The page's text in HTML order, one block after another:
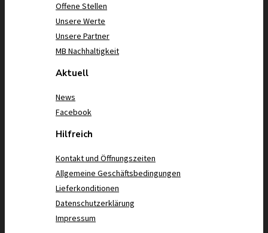
Offene Stellen
Unsere Werte
Unsere Partner
MB Nachhaltigkeit
Aktuell
News
Facebook
Hilfreich
Kontakt und Öffnungszeiten
Allgemeine Geschäftsbedingungen
Lieferkonditionen
Datenschutzerklärung
Impressum